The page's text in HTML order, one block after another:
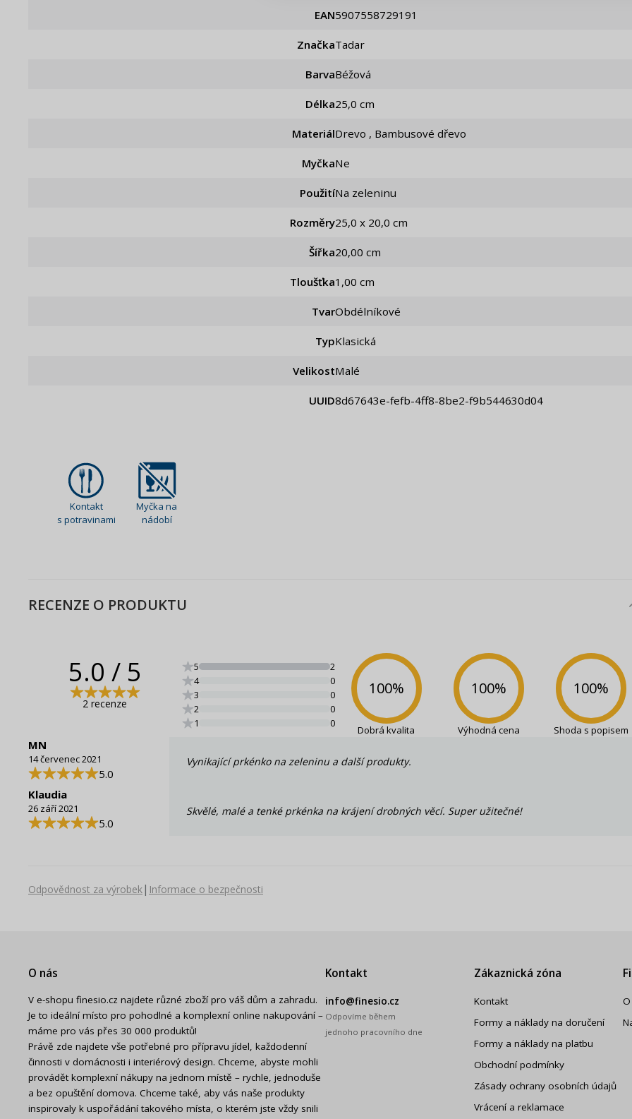
EAN 5907558729191
Značka Tadar
Barva Béžová
Délka 25,0 cm
Materiál Drevo , Bambusové dřevo
Myčka Ne
Použití Na zeleninu
Rozměry 25,0 x 20,0 cm
Šířka 20,00 cm
Tloušťka 1,00 cm
Tvar Obdélníkové
Typ Klasická
Velikost Malé
UUID 8d67643e-fefb-4ff8-8be2-f9b544630d04
Kontakt
s potravinami
Myčka na
nádobí
RECENZE O PRODUKTU
5.0 / 5
2 recenze
5
2
4
0
3
0
2
0
1
0
100%
Dobrá kvalita
100%
Výhodná cena
100%
Shoda s popisem
MN
14 červenec 2021
5.0
Vynikající prkénko na zeleninu a další produkty.
Klaudia
26 září 2021
5.0
Skvělé, malé a tenké prkénka na krájení drobných věcí. Super užitečné!
Odpovědnost za výrobek| Informace o bezpečnosti
O nás
V e-shopu finesio.cz najdete různé zboží pro váš dům a zahradu.
Je to ideální místo pro pohodlné a komplexní online nakupování –
máme pro vás přes 30 000 produktů!
Právě zde najdete vše potřebné pro přípravu jídel, každodenní
činnosti v domácnosti i interiérový design. Chceme, abyste mohli
provádět komplexní nákupy na jednom místě – rychle, jednoduše
a bez opuštění domova. Chceme také, aby vás naše produkty
inspirovaly k uspořádání takového místa, o kterém jste vždy snili
Kontakt
info@finesio.cz
Odpovíme během
jednoho pracovního dne
Zákaznická zóna
Kontakt
Formy a náklady na doručení
Formy a náklady na platbu
Obchodní podmínky
Zásady ochrany osobních údajů
Vrácení a reklamace